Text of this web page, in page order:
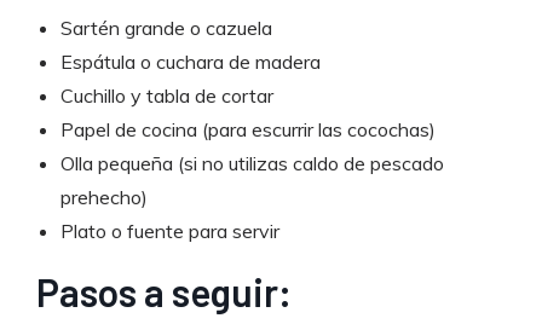
Sartén grande o cazuela
Espátula o cuchara de madera
Cuchillo y tabla de cortar
Papel de cocina (para escurrir las cocochas)
Olla pequeña (si no utilizas caldo de pescado
prehecho)
Plato o fuente para servir
Pasos a seguir: